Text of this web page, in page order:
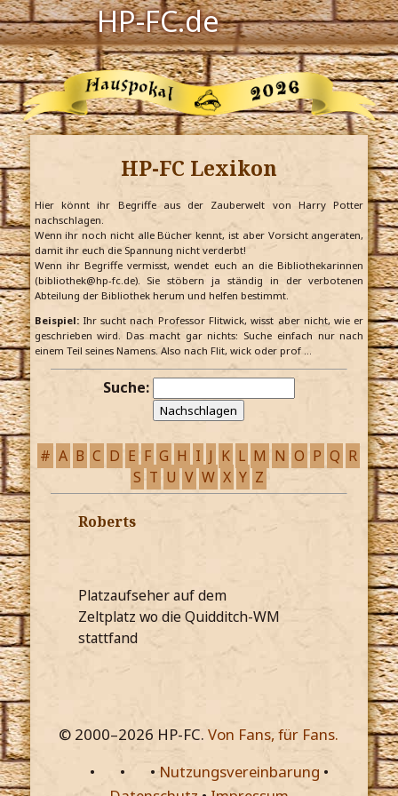
HP-FC.de
Navigation
Harry Potter
Der HP-FC
Hogwarts
Zauberwelt
Willkommen
Jetzt Fanclub-Mitglied werden!
HP-FC Lexikon
Hier könnt ihr Begriffe aus der Zauberwelt von Harry Potter
nachschlagen.
Wenn ihr noch nicht alle Bücher kennt, ist aber Vorsicht angeraten,
damit ihr euch die Spannung nicht verderbt!
Wenn ihr Begriffe vermisst, wendet euch an die Bibliothekarinnen
(bibliothek@hp-fc.de). Sie stöbern ja ständig in der verbotenen
Abteilung der Bibliothek herum und helfen bestimmt.
Beispiel:Ihr sucht nach Professor Flitwick, wisst aber nicht, wie er
geschrieben wird. Das macht gar nichts: Suche einfach nur nach
einem Teil seines Namens. Also nach Flit, wick oder prof …
Suche:
# A B C D E F G H I J K L M N O P Q R
S T U V W X Y Z
Roberts
Platzaufseher auf dem
Zeltplatz wo die Quidditch-WM
stattfand
© 2000–2026 HP-FC.Von Fans, für Fans.
•
• • Nutzungsvereinbarung •